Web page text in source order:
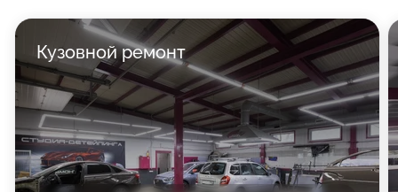
Кузовной ремонт